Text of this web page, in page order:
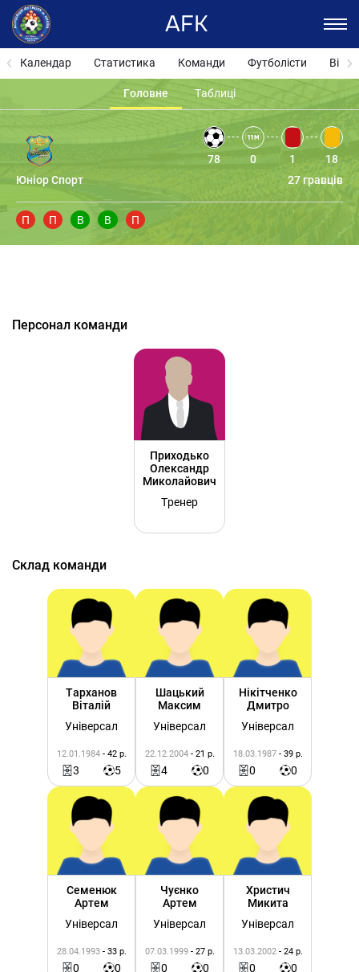
AFK
Календар Статистика Команди Футболісти
Головне Таблиці
Юніор Спорт 27 гравців
П П В В П
78 0 1 18
Персонал команди
Приходько
Олександр
Миколайович
Тренер
Склад команди
Тарханов
Віталій
Універсал
12.01.1984 - 42 р.
3 5
Шацький
Максим
Універсал
22.12.2004 - 21 р.
4 0
Нікітченко
Дмитро
Універсал
18.03.1987 - 39 р.
0 0
Семенюк
Артем
Універсал
28.04.1993 - 33 р.
0 0
Чуєнко
Артем
Універсал
07.03.1999 - 27 р.
0 0
Христич
Микита
Універсал
13.03.2002 - 24 р.
0 0